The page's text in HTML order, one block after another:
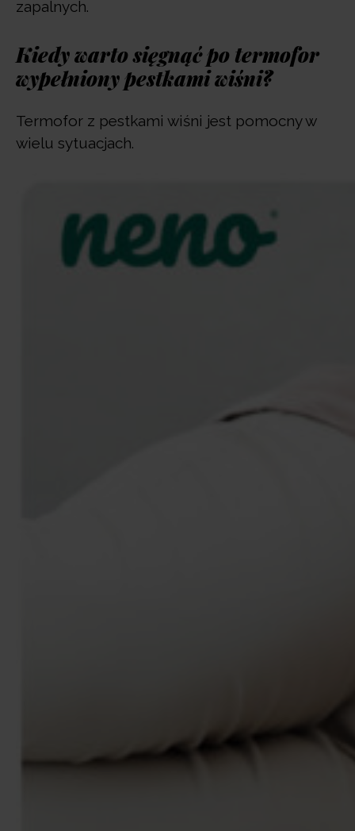
zapalnych.
Kiedy warto sięgnąć po termofor
wypełniony pestkami wiśni?
Termofor z pestkami wiśni jest pomocny w
wielu sytuacjach.